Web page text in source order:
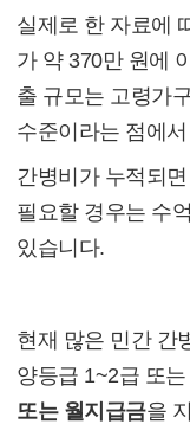
실제로 한 자료에
가 약 370만 원에
출 규모는 고령가
수준이라는 점에
간병비가 누적되
필요할 경우는 수
있습니다.
현재 많은 민간 간
양등급 1~2급 또
또는 월지급금을